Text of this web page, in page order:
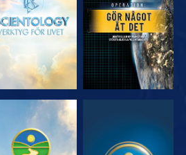
SERIEN
TITTA TITTA